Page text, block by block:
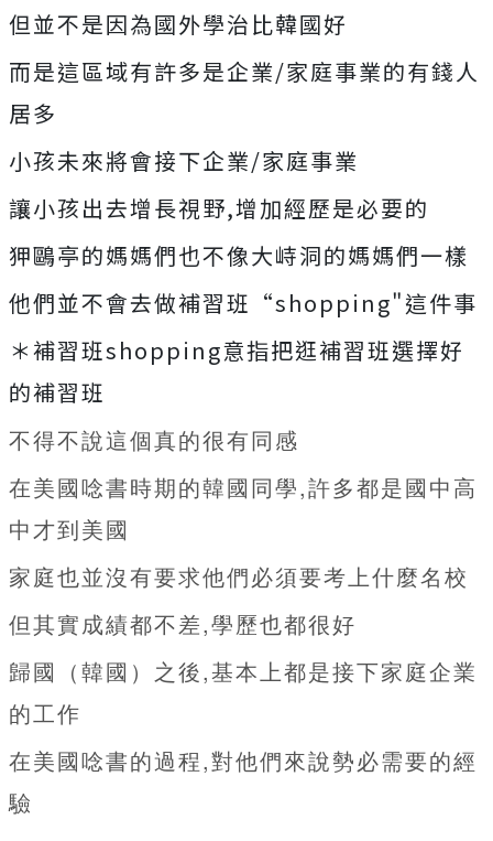
但並不是因為國外學治比韓國好
而是這區域有許多是企業/家庭事業的有錢人
居多
小孩未來將會接下企業/家庭事業
讓小孩出去增長視野,增加經歷是必要的
狎鷗亭的媽媽們也不像大峙洞的媽媽們一樣
他們並不會去做補習班“shopping"這件事
＊補習班shopping意指把逛補習班選擇好
的補習班
不得不說這個真的很有同感
在美國唸書時期的韓國同學,許多都是國中高
中才到美國
家庭也並沒有要求他們必須要考上什麼名校
但其實成績都不差,學歷也都很好
歸國（韓國）之後,基本上都是接下家庭企業
的工作
在美國唸書的過程,對他們來說勢必需要的經
驗